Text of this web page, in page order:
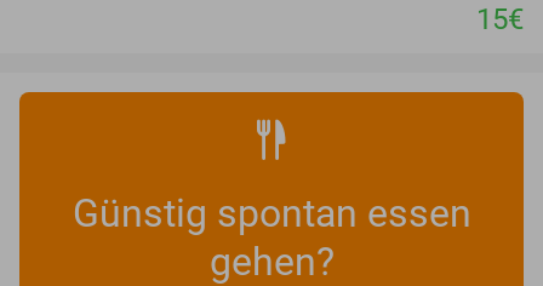
15€
Günstig spontan essen
gehen?